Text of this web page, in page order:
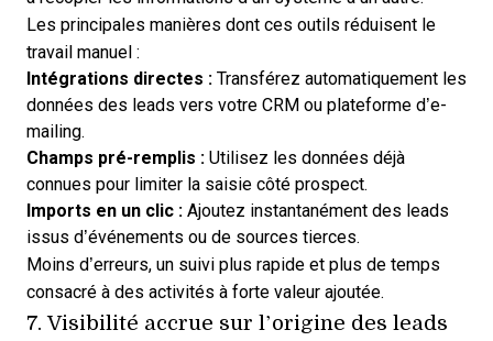
Les principales manières dont ces outils réduisent le
travail manuel :
Intégrations directes : Transférez automatiquement les
données des leads vers votre CRM ou plateforme d’e-
mailing.
Champs pré-remplis : Utilisez les données déjà
connues pour limiter la saisie côté prospect.
Imports en un clic : Ajoutez instantanément des leads
issus d’événements ou de sources tierces.
Moins d’erreurs, un suivi plus rapide et plus de temps
consacré à des activités à forte valeur ajoutée.
7. Visibilité accrue sur l’origine des leads